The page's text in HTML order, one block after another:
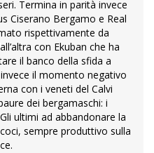
Termina in parità invece
Ciserano Bergamo e Real
rispettivamente da
con Ekuban che ha
il banco della sfida a
il momento negativo
con i veneti del Calvi
dei bergamaschi: i
ultimi ad abbandonare la
sempre produttivo sulla